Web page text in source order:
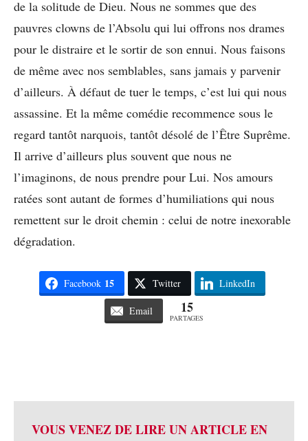
de la solitude de Dieu. Nous ne sommes que des
pauvres clowns de l’Absolu qui lui offrons nos drames
pour le distraire et le sortir de son ennui. Nous faisons
de même avec nos semblables, sans jamais y parvenir
d’ailleurs. À défaut de tuer le temps, c’est lui qui nous
assassine. Et la même comédie recommence sous le
regard tantôt narquois, tantôt désolé de l’Être Suprême.
Il arrive d’ailleurs plus souvent que nous ne
l’imaginons, de nous prendre pour Lui. Nos amours
ratées sont autant de formes d’humiliations qui nous
remettent sur le droit chemin : celui de notre inexorable
dégradation.
Facebook 15 Twitter LinkedIn
Email 15
PARTAGES
VOUS VENEZ DE LIRE UN ARTICLE EN